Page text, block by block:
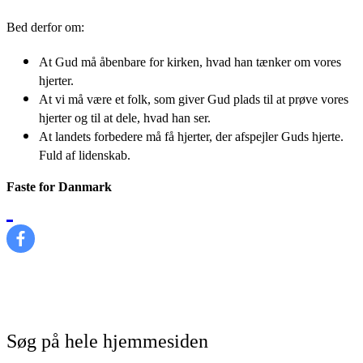
Bed derfor om:
At Gud må åbenbare for kirken, hvad han tænker om vores
hjerter.
At vi må være et folk, som giver Gud plads til at prøve vores
hjerter og til at dele, hvad han ser.
At landets forbedere må få hjerter, der afspejler Guds hjerte.
Fuld af lidenskab.
Faste for Danmark
Søg på hele hjemmesiden